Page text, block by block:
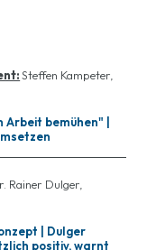
Steffen Kampeter,
bemühen" |
Rainer Dulger,
| Dulger
positiv, warnt